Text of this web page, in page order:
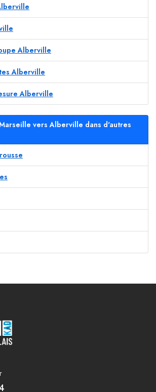
Alberville
Alberville
Alberville
vers Alberville dans d'autres